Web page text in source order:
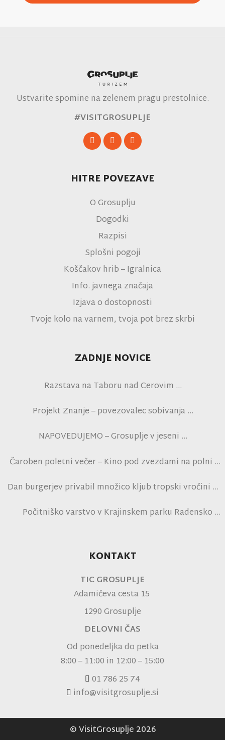
Ustvarite spomine na zelenem pragu prestolnice.
#VISITGROSUPLJE
HITRE POVEZAVE
O Grosuplju
Dogodki
Razpisi
Splošni pogoji
Koščakov hrib – Igralnica
Info. javnega značaja
Izjava o dostopnosti
Tvoje kolo na varnem, tvoja pot brez skrbi
ZADNJE NOVICE
Razstava na Taboru nad Cerovim
Projekt Znanje – povezovalec sobivanja
NAPOVEDUJEMO – Grosuplje v jeseni
Čaroben poletni večer – Kino pod zvezdami na polni
Dan burgerjev privabil množico kljub tropski vročini
Počitniško varstvo v Krajinskem parku Radensko
KONTAKT
TIC GROSUPLJE
Adamičeva cesta 15
1290 Grosuplje
DELOVNI ČAS
Od ponedeljka do petka
8:00 – 11:00 in 12:00 – 15:00
01 786 25 74
info@visitgrosuplje.si
© VisitGrosuplje 2026